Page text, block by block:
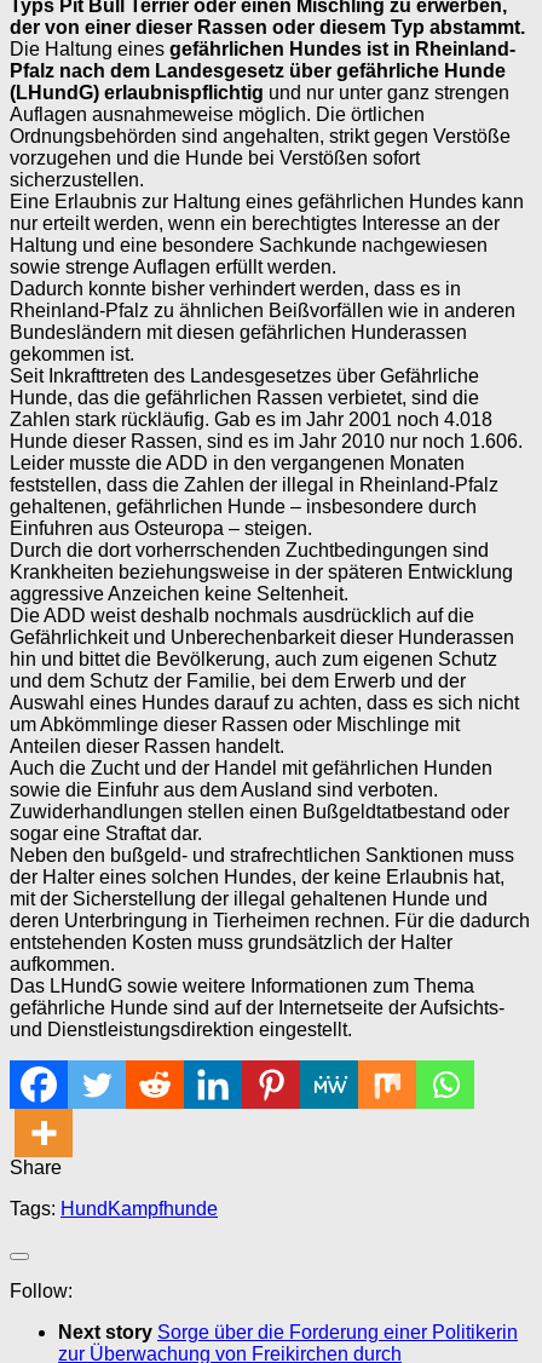
Typs Pit Bull Terrier oder einen Mischling zu erwerben,
der von einer dieser Rassen oder diesem Typ abstammt.
Die Haltung eines gefährlichen Hundes ist in Rheinland-
Pfalz nach dem Landesgesetz über gefährliche Hunde
(LHundG) erlaubnispflichtig und nur unter ganz strengen
Auflagen ausnahmeweise möglich. Die örtlichen
Ordnungsbehörden sind angehalten, strikt gegen Verstöße
vorzugehen und die Hunde bei Verstößen sofort
sicherzustellen.
Eine Erlaubnis zur Haltung eines gefährlichen Hundes kann
nur erteilt werden, wenn ein berechtigtes Interesse an der
Haltung und eine besondere Sachkunde nachgewiesen
sowie strenge Auflagen erfüllt werden.
Dadurch konnte bisher verhindert werden, dass es in
Rheinland-Pfalz zu ähnlichen Beißvorfällen wie in anderen
Bundesländern mit diesen gefährlichen Hunderassen
gekommen ist.
Seit Inkrafttreten des Landesgesetzes über Gefährliche
Hunde, das die gefährlichen Rassen verbietet, sind die
Zahlen stark rückläufig. Gab es im Jahr 2001 noch 4.018
Hunde dieser Rassen, sind es im Jahr 2010 nur noch 1.606.
Leider musste die ADD in den vergangenen Monaten
feststellen, dass die Zahlen der illegal in Rheinland-Pfalz
gehaltenen, gefährlichen Hunde – insbesondere durch
Einfuhren aus Osteuropa – steigen.
Durch die dort vorherrschenden Zuchtbedingungen sind
Krankheiten beziehungsweise in der späteren Entwicklung
aggressive Anzeichen keine Seltenheit.
Die ADD weist deshalb nochmals ausdrücklich auf die
Gefährlichkeit und Unberechenbarkeit dieser Hunderassen
hin und bittet die Bevölkerung, auch zum eigenen Schutz
und dem Schutz der Familie, bei dem Erwerb und der
Auswahl eines Hundes darauf zu achten, dass es sich nicht
um Abkömmlinge dieser Rassen oder Mischlinge mit
Anteilen dieser Rassen handelt.
Auch die Zucht und der Handel mit gefährlichen Hunden
sowie die Einfuhr aus dem Ausland sind verboten.
Zuwiderhandlungen stellen einen Bußgeldtatbestand oder
sogar eine Straftat dar.
Neben den bußgeld- und strafrechtlichen Sanktionen muss
der Halter eines solchen Hundes, der keine Erlaubnis hat,
mit der Sicherstellung der illegal gehaltenen Hunde und
deren Unterbringung in Tierheimen rechnen. Für die dadurch
entstehenden Kosten muss grundsätzlich der Halter
aufkommen.
Das LHundG sowie weitere Informationen zum Thema
gefährliche Hunde sind auf der Internetseite der Aufsichts-
und Dienstleistungsdirektion eingestellt.
Share
Tags: Hund Kampfhunde
Follow:
Next story Sorge über die Forderung einer Politikerin
zur Überwachung von Freikirchen durch